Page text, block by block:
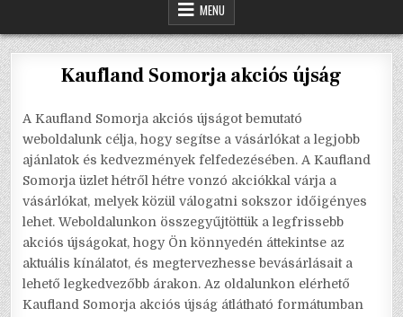
MENU
Kaufland Somorja akciós újság
A Kaufland Somorja akciós újságot bemutató
weboldalunk célja, hogy segítse a vásárlókat a legjobb
ajánlatok és kedvezmények felfedezésében. A Kaufland
Somorja üzlet hétről hétre vonzó akciókkal várja a
vásárlókat, melyek közül válogatni sokszor időigényes
lehet. Weboldalunkon összegyűjtöttük a legfrissebb
akciós újságokat, hogy Ön könnyedén áttekintse az
aktuális kínálatot, és megtervezhesse bevásárlásait a
lehető legkedvezőbb árakon. Az oldalunkon elérhető
Kaufland Somorja akciós újság átlátható formátumban